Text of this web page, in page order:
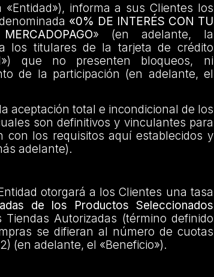
informa a sus Clientes los
«0% DE INTERÉS CON TU
» (en adelante, la
los titulares de la tarjeta de crédito
que no presenten bloqueos, ni
de la participación (en adelante, el
aceptación total e incondicional de los
son definitivos y vinculantes para
con los requisitos aquí establecidos y
adelante).
otorgará a los Clientes una tasa
de los Productos Seleccionados
Autorizadas (término definido
se difieran al número de cuotas
(en adelante, el «Beneficio»).